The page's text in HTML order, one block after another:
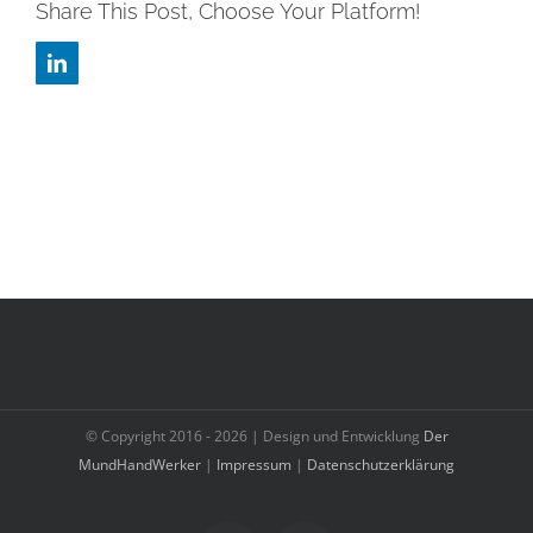
Share This Post, Choose Your Platform!
LinkedIn
© Copyright 2016 -2026 | Design und Entwicklung Der
MundHandWerker | Impressum | Datenschutzerklärung